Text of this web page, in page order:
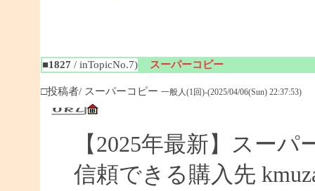
■1827 / inTopicNo.7) スーパーコピー
□投稿者/ スーパーコピー 一般人(1回)-(2025/04/06(Sun) 22:37:53)
【2025年最新】スー
信頼できる購入先